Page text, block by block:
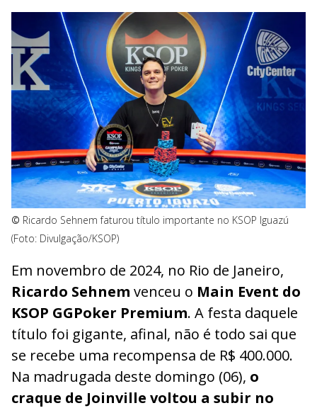
© Ricardo Sehnem faturou título importante no KSOP Iguazú
(Foto: Divulgação/KSOP)
Em novembro de 2024, no Rio de Janeiro,
Ricardo Sehnem venceu o Main Event do
KSOP GGPoker Premium. A festa daquele
título foi gigante, afinal, não é todo sai que
se recebe uma recompensa de R$ 400.000.
Na madrugada deste domingo (06), o
craque de Joinville voltou a subir no